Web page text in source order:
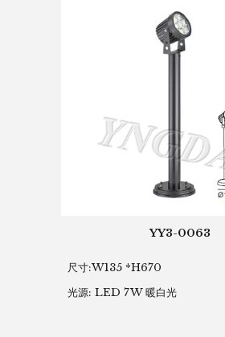
YY3-0063
尺寸:W135 *H670
光源: LED 7W 暖白光